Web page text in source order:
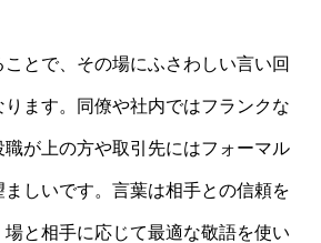
とで、その場にふさわしい言い回
ります。同僚や社内ではフランクな
が上の方や取引先にはフォーマル
しいです。言葉は相手との信頼を
と相手に応じて最適な敬語を使い